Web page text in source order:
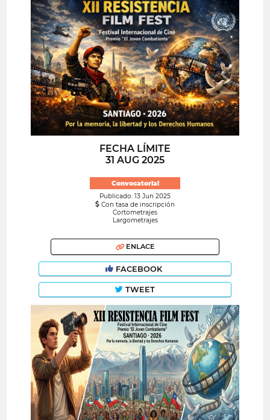
FECHA LÍMITE
31 AUG 2025
Convocatoria!
Publicado: 13 Jun 2025
Con tasa de inscripción
Cortometrajes
Largometrajes
ENLACE
FACEBOOK
TWEET